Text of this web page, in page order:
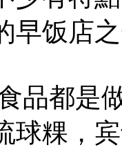
早饭店
品都是
球粿，